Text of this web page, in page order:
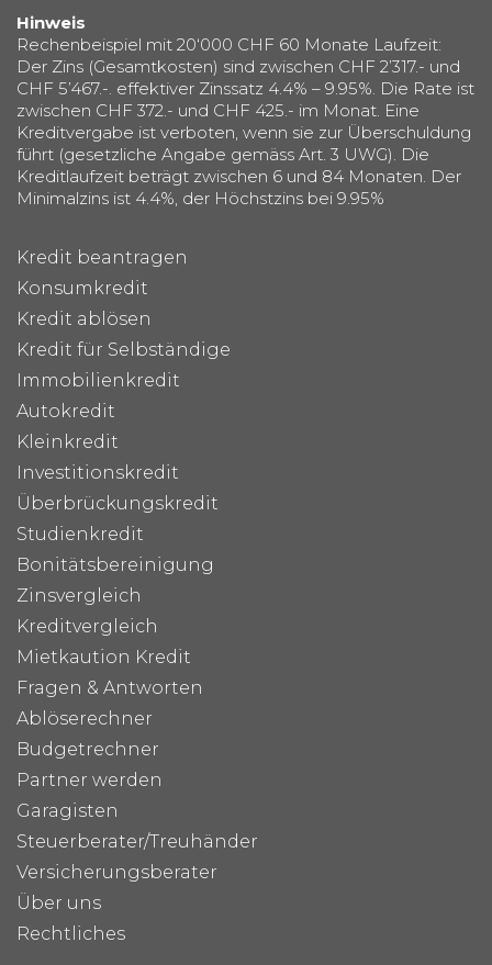
Hinweis
Rechenbeispiel mit 20‘000 CHF 60 Monate Laufzeit:
Der Zins (Gesamtkosten) sind zwischen CHF 2’317.- und
CHF 5’467.-. effektiver Zinssatz 4.4% – 9.95%. Die Rate ist
zwischen CHF 372.- und CHF 425.- im Monat. Eine
Kreditvergabe ist verboten, wenn sie zur Überschuldung
führt (gesetzliche Angabe gemäss Art. 3 UWG). Die
Kreditlaufzeit beträgt zwischen 6 und 84 Monaten. Der
Minimalzins ist 4.4%, der Höchstzins bei 9.95%
Kredit beantragen
Konsumkredit
Kredit ablösen
Kredit für Selbständige
Immobilienkredit
Autokredit
Kleinkredit
Investitionskredit
Überbrückungskredit
Studienkredit
Bonitätsbereinigung
Zinsvergleich
Kreditvergleich
Mietkaution Kredit
Fragen & Antworten
Ablöserechner
Budgetrechner
Partner werden
Garagisten
Steuerberater/Treuhänder
Versicherungsberater
Über uns
Rechtliches